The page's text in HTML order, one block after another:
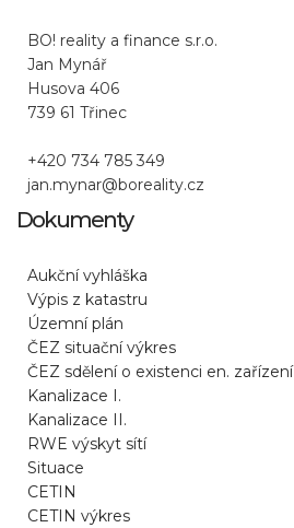
BO! reality a finance s.r.o.
Jan Mynář
Husova 406
739 61 Třinec
+420 734 785 349
jan.mynar@boreality.cz
Dokumenty
Aukční vyhláška
Výpis z katastru
Územní plán
ČEZ situační výkres
ČEZ sdělení o existenci en. zařízení
Kanalizace I.
Kanalizace II.
RWE výskyt sítí
Situace
CETIN
CETIN výkres